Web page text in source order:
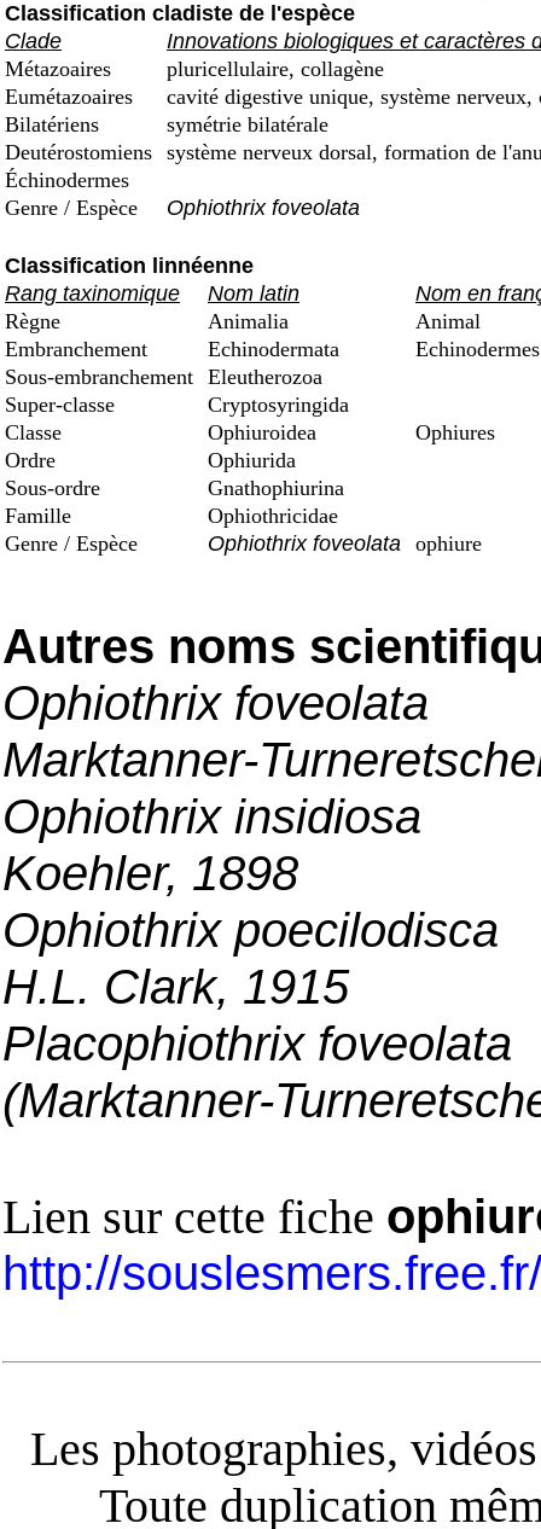
Classification cladiste de l'espèce
Clade
Innovations biologiques et caractères
Métazoaires
pluricellulaire, collagène
Eumétazoaires
cavité digestive unique, système nerveux,
Bilatériens
symétrie bilatérale
Deutérostomiens système nerveux dorsal, formation de
Échinodermes
Genre / Espèce
Ophiothrix foveolata
Classification linnéenne
Rang taxinomique
Nom latin
Nom en
Règne
Animalia
Animal
Embranchement
Echinodermata
Echinodermes
Sous-embranchement Eleutherozoa
Super-classe
Cryptosyringida
Classe
Ophiuroidea
Ophiures
Ordre
Ophiurida
Sous-ordre
Gnathophiurina
Famille
Ophiothricidae
Genre / Espèce
Ophiothrix foveolata ophiure
Autres noms
Ophiothrix foveolata
Marktanner-
Ophiothrix insidiosa
Koehler, 1898
Ophiothrix poecilodisca
H.L. Clark, 1915
Placophiothrix foveolata
(Marktanner-
Lien sur cette fiche
http://
Les photographies,
Toute duplication